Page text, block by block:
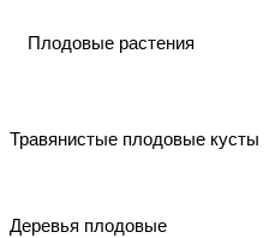
Плодовые растения
Травянистые плодовые кусты
Деревья плодовые